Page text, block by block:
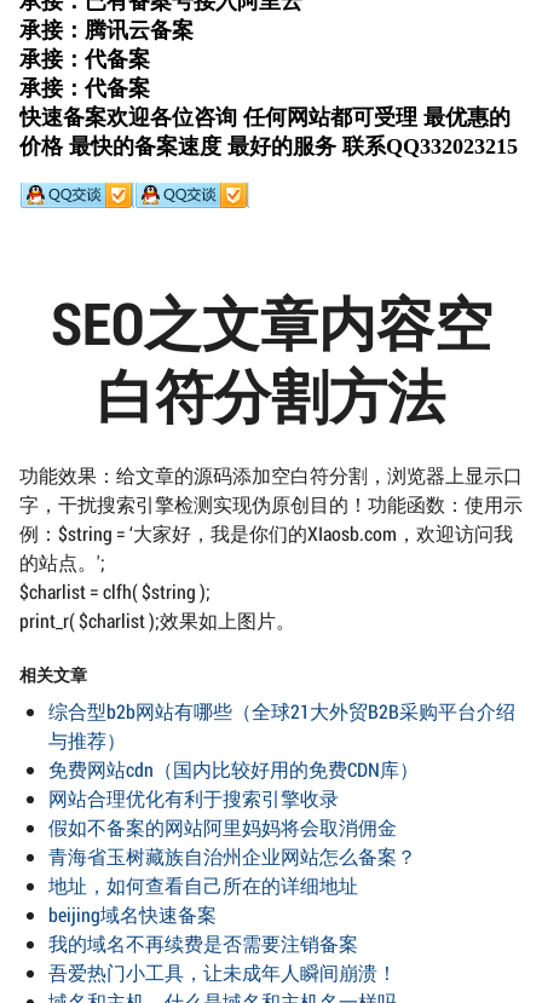
SEO之文章内容空
白符分割方法
功能效果：给文章的源码添加空白符分割，浏览器上显示口
字，干扰搜索引擎检测实现伪原创目的！功能函数：使用示
例：$string = ‘大家好，我是你们的XIaosb.com，欢迎访问我
的站点。';
$charlist = clfh( $string );
print_r( $charlist );效果如上图片。
相关文章
综合型b2b网站有哪些（全球21大外贸B2B采购平台介绍
与推荐）
免费网站cdn（国内比较好用的免费CDN库）
网站合理优化有利于搜索引擎收录
假如不备案的网站阿里妈妈将会取消佣金
青海省玉树藏族自治州企业网站怎么备案？
地址，如何查看自己所在的详细地址
beijing域名快速备案
我的域名不再续费是否需要注销备案
吾爱热门小工具，让未成年人瞬间崩溃！